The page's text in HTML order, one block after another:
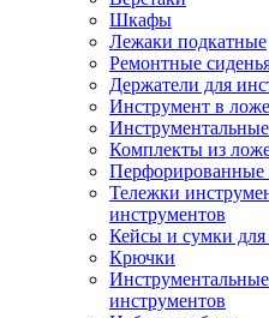
Шкафы
Лежаки подкатные
Ремонтные
Держатели для
Инструмент в
Комплекты из
Перфорированные
Тележки
инструментов
Кейсы и сумки для
Крючки
инструментов